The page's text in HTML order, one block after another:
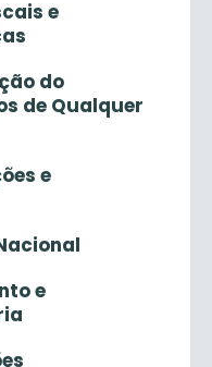
e
do
de Qualquer
e
e